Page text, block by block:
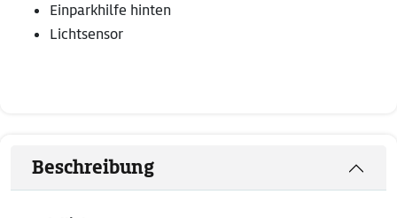
Einparkhilfe hinten
Lichtsensor
Beschreibung